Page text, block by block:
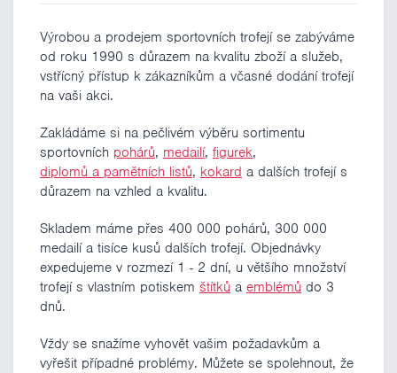
Výrobou a prodejem sportovních trofejí se zabýváme
od roku 1990 s důrazem na kvalitu zboží a služeb,
vstřícný přístup k zákazníkům a včasné dodání trofejí
na vaši akci.
Zakládáme si na pečlivém výběru sortimentu
sportovních pohárů, medailí, figurek,
diplomů a pamětních listů, kokard a dalších trofejí s
důrazem na vzhled a kvalitu.
Skladem máme přes 400 000 pohárů, 300 000
medailí a tisíce kusů dalších trofejí. Objednávky
expedujeme v rozmezí 1 - 2 dní, u většího množství
trofejí s vlastním potiskem štítků a emblémů do 3
dnů.
Vždy se snažíme vyhovět vašim požadavkům a
vyřešit případné problémy. Můžete se spolehnout, že